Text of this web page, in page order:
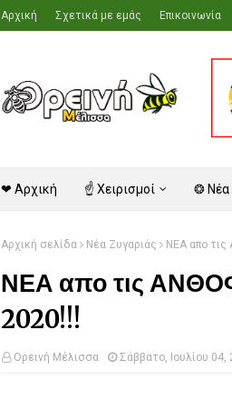
Αρχική Σχετικά με εμάς Επικοινωνία
❤ Αρχική ☝ Χειρισμοί ❂ Νέα
Αρχική σελίδα Νέα Ζυγαριάς ΝΕΑ απο
ΝΕΑ απο τις
2020!!!
Ορεινή Μέλισσα Σάββατο, Ιουλίου 04,